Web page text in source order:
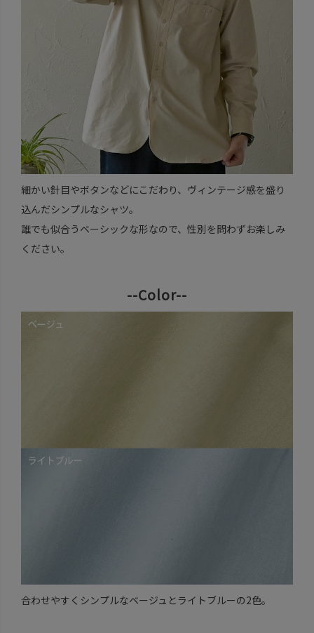
細かい針目やボタンなどにこだわり、ヴィンテージ感を盛り
込んだシンプルなシャツ。
誰でも似合うベーシックな形なので、性別を問わずお楽しみ
ください。
--Color--
合わせやすくシンプルなベージュとライトブルーの2色。